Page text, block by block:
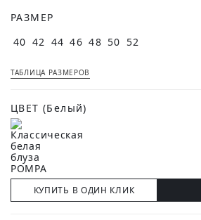
РАЗМЕР
40 42 44 46 48 50 52
ТАБЛИЦА РАЗМЕРОВ
ЦВЕТ (Белый)
КУПИТЬ В ОДИН КЛИК